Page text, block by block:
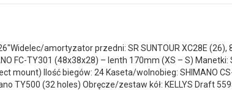
amortyzator przedni: SR SUNTOUR XC28E
FC-TY301 (48x38x28) – lenth 170mm (XS – S) Manetki:
mount) Ilość biegów: 24 Kaseta/wolnobieg: SHIMANO
TY500 (32 holes) Obręcze/zestaw kół: KELLYS Draft